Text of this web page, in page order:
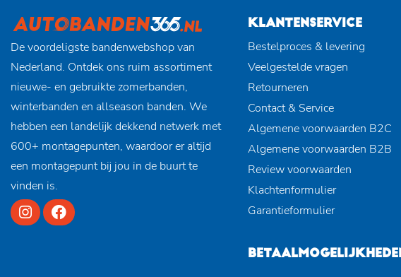
De voordeligste bandenwebshop van
Nederland. Ontdek ons ruim assortiment
nieuwe- en gebruikte zomerbanden,
winterbanden en allseason banden. We
hebben een landelijk dekkend netwerk met
600+ montagepunten, waardoor er altijd
een montagepunt bij jou in de buurt te
vinden is.
KLANTENSERVICE
Bestelproces & levering
Veelgestelde vragen
Retourneren
Contact & Service
Algemene voorwaarden B2C
Algemene voorwaarden B2B
Review voorwaarden
Klachtenformulier
Garantieformulier